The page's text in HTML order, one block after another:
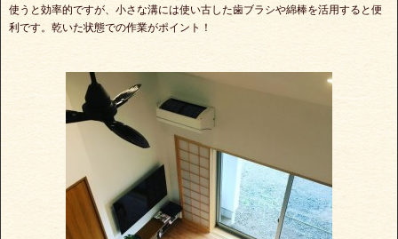
使うと効率的ですが、小さな溝には使い古した歯ブラシや綿棒を活用すると便
利です。乾いた状態での作業がポイント！